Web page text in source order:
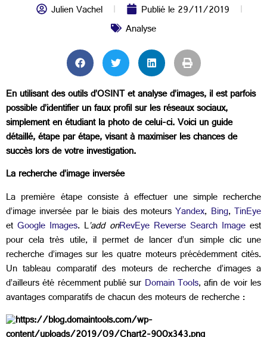
Julien Vachel Publié le29/11/2019
Analyse
En utilisant des outils d’OSINT et analyse d’images, il est parfois
possible d’identifier un faux profil sur les réseaux sociaux,
simplement en étudiant la photo de celui-ci. Voici un guide
détaillé, étape par étape, visant à maximiser les chances de
succès lors de votre investigation.
La recherche d’image inversée
La première étape consiste à effectuer une simple recherche
d’image inversée par le biais des moteursYandex, Bing,TinEye
etGoogle Images. L’add onRevEye Reverse Search Imageest
pour cela très utile, il permet de lancer d’un simple clic une
recherche d’images sur les quatre moteurs précédemment cités.
Un tableau comparatif des moteurs de recherche d’images a
d’ailleurs été récemment publié sur Domain Tools, afin de voir les
avantages comparatifs de chacun des moteurs de recherche :